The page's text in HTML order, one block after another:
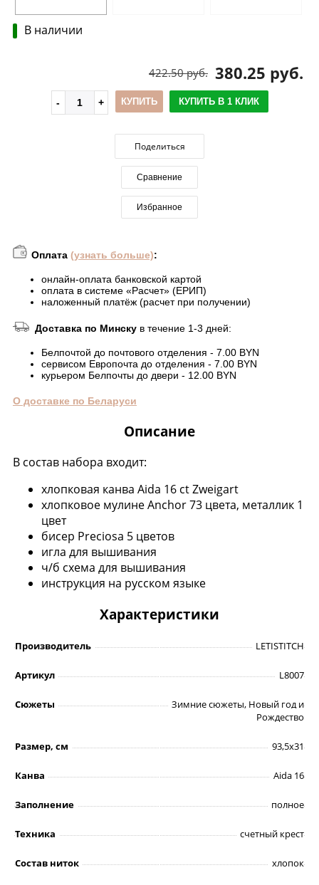
В наличии
380.25 руб.
422.50 руб.
КУПИТЬ КУПИТЬ В 1 КЛИК
Поделиться
Сравнение
Избранное
Оплата (узнать больше):
онлайн-оплата банковской картой
оплата в системе «Расчет» (ЕРИП)
наложенный платёж (расчет при получении)
Доставка по Минску в течение 1-3 дней:
Белпочтой до почтового отделения - 7.00 BYN
сервисом Европочта до отделения - 7.00 BYN
курьером Белпочты до двери - 12.00 BYN
О доставке по Беларуси
Описание
В состав набора входит:
хлопковая канва Aida 16 ct Zweigart
хлопковое мулине Anchor 73 цвета, металлик 1
цвет
бисер Preciosa 5 цветов
игла для вышивания
ч/б схема для вышивания
инструкция на русском языке
Характеристики
Производитель LETISTITCH
Артикул L8007
Сюжеты
Зимние сюжеты, Новый год и
Рождество
Размер, см 93,5х31
Канва Aida 16
Заполнение полное
Техника счетный крест
Состав ниток хлопок